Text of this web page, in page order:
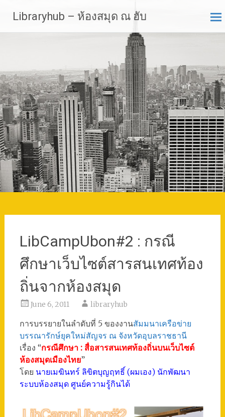
content
Libraryhub – ห้องสมุด ณ ฮับ
LibCampUbon#2 : กรณี
ศึกษาเว็บไซต์สารสนเทศท้อง
ถิ่นจากห้องสมุด
June 6, 2011 libraryhub
การบรรยายในลำดับที่ 5 ของงานสัมมนาเครือข่าย
บรรณารักษ์ยุคใหม่สัญจร ณ จังหวัดอุบลราชธานี
เรื่อง “กรณีศึกษา : สื่อสารสนเทศท้องถิ่นบนเว็บไซต์
ห้องสมุดเมืองไทย”
โดย นายเมฆินทร์ ลิขิตบุญฤทธิ์ (ผมเอง) นักพัฒนา
ระบบห้องสมุด ศูนย์ความรู้กินได้